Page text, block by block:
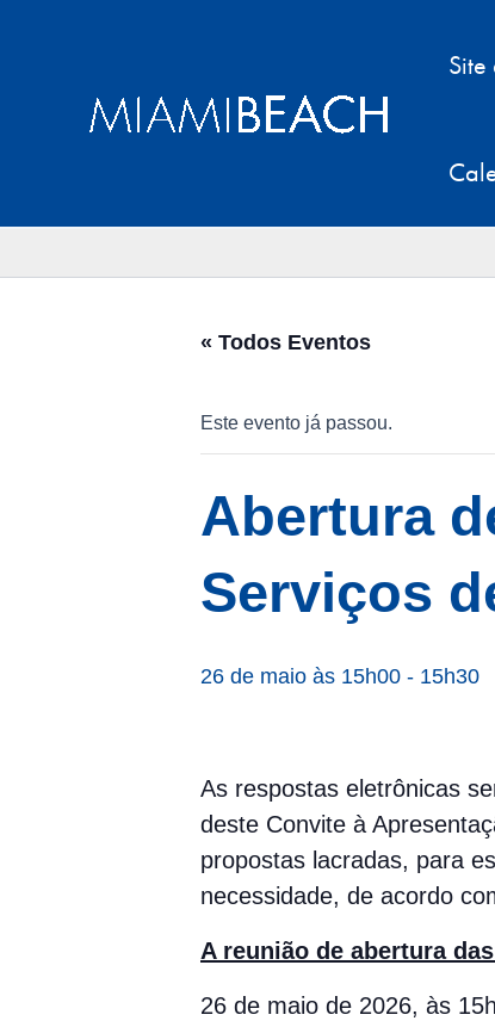
« Todos Eventos
Este evento já passou.
Abertura
Serviços
26 de maio às 15h00 - 15h30
As respostas eletrônicas
deste Convite à
propostas lacradas, para
necessidade, de acordo
A reunião de abertura
26 de maio de 2026, às